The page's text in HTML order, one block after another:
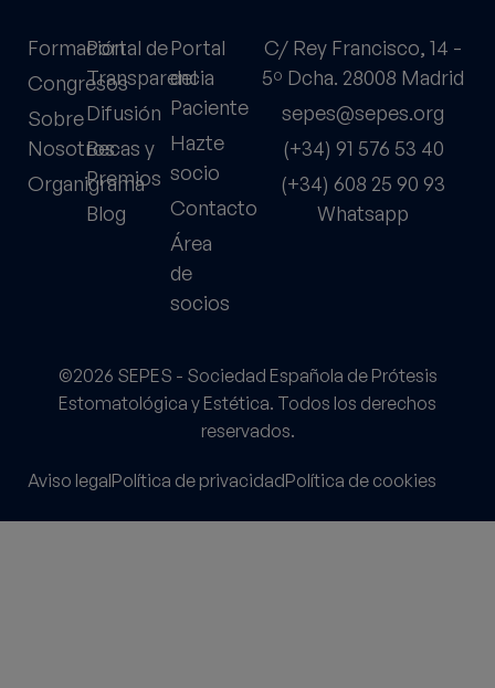
Formación
Congresos
Sobre
Nosotros
Organigrama
Portal de
Transparencia
Difusión
Becas y
Premios
Blog
Portal
del
Paciente
Hazte
socio
Contacto
Área
de
socios
C/ Rey Francisco, 14 -
5º Dcha. 28008 Madrid
sepes@sepes.org
(+34) 91 576 53 40
(+34) 608 25 90 93
Whatsapp
©2026 SEPES - Sociedad Española de Prótesis
Estomatológica y Estética. Todos los derechos
reservados.
Aviso legalPolítica de privacidadPolítica de cookies